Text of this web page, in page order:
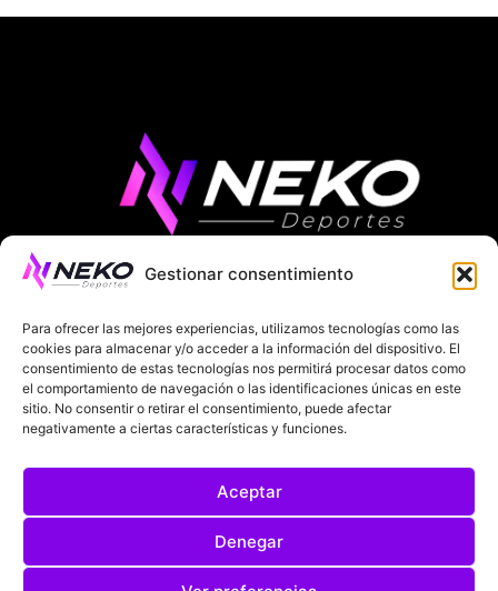
Gestionar consentimiento
Para ofrecer las mejores experiencias, utilizamos tecnologías como las
cookies para almacenar y/o acceder a la información del dispositivo. El
consentimiento de estas tecnologías nos permitirá procesar datos como
el comportamiento de navegación o las identificaciones únicas en este
sitio. No consentir o retirar el consentimiento, puede afectar
negativamente a ciertas características y funciones.
Aceptar
Denegar
ÚLTIMAS NOTICIAS COMPETICIONES EUROPEAS
LA LIGA MUNDIAL 2026 FÚTBOL INTERNACIONAL
SOBRE NOSOTROS
POLÍTICA DE PRIVACIDAD
POLÍTICA DE COOKIES